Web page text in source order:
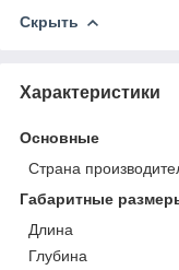
Скрыть
Характеристики
Основные
Страна
Габаритные
Длина
Глубина